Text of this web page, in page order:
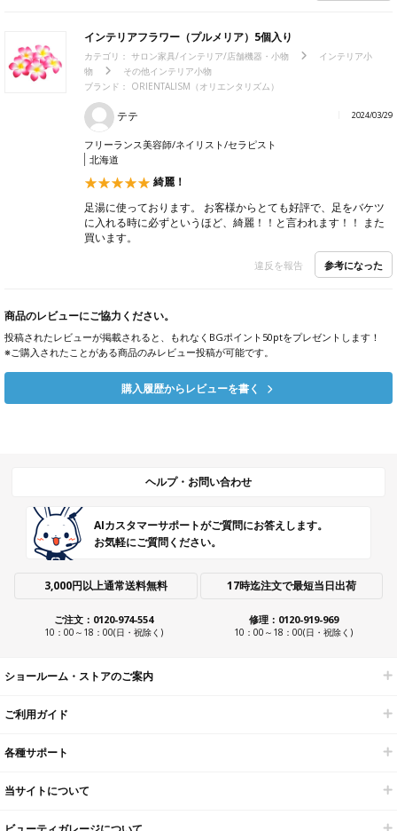
インテリアフラワー（プルメリア）5個入り
カテゴリ： サロン家具/インテリア/店舗機器・小物
インテリア小
物
その他インテリア小物
ブランド： ORIENTALISM（オリエンタリズム）
テテ 2024/03/29
フリーランス美容師/ネイリスト/セラピスト
北海道
綺麗！
足湯に使っております。 お客様からとても好評で、足をバケツ
に入れる時に必ずというほど、綺麗！！と言われます！！ また
買います。
違反を報告 参考になった
商品のレビューにご協力ください。
投稿されたレビューが掲載されると、もれなくBGポイント50ptをプレゼントします！
※ご購入されたことがある商品のみレビュー投稿が可能です。
購入履歴からレビューを書く
ヘルプ・お問い合わせ
AIカスタマーサポートがご質問にお答えします。
お気軽にご質問ください。
3,000円以上通常送料無料 17時迄注文で最短当日出荷
ご注文：0120-974-554
10：00～18：00(日・祝除く)
修理：0120-919-969
10：00～18：00(日・祝除く)
ショールーム・ストアのご案内
ご利用ガイド
各種サポート
当サイトについて